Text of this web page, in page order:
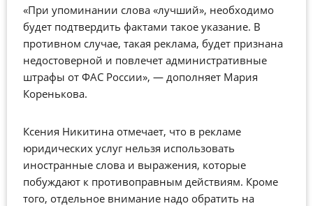
«При упоминании слова «лучший», необходимо
будет подтвердить фактами такое указание. В
противном случае, такая реклама, будет признана
недостоверной и повлечет административные
штрафы от ФАС России», — дополняет Мария
Коренькова.
Ксения Никитина отмечает, что в рекламе
юридических услуг нельзя использовать
иностранные слова и выражения, которые
побуждают к противоправным действиям. Кроме
того, отдельное внимание надо обратить на